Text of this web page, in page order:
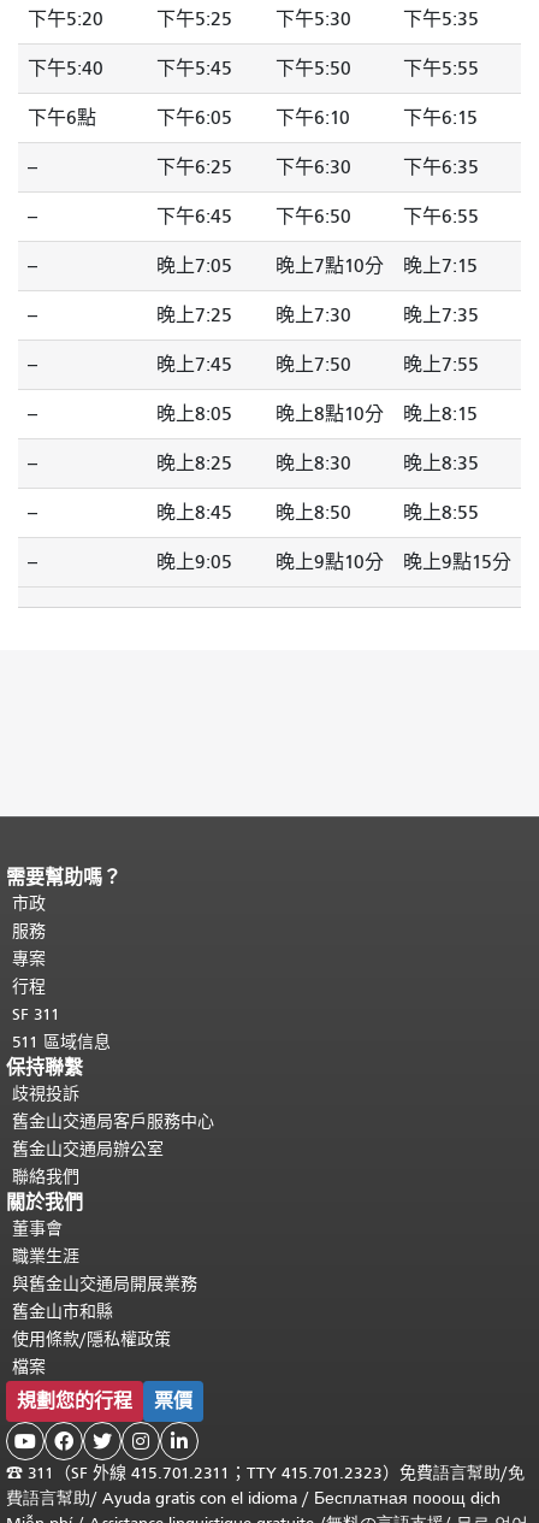
下午5:20 下午5:25 下午5:30 下午5:35
下午5:40 下午5:45 下午5:50 下午5:55
下午6點 下午6:05 下午6:10 下午6:15
-- 下午6:25 下午6:30 下午6:35
-- 下午6:45 下午6:50 下午6:55
-- 晚上7:05 晚上7點10分 晚上7:15
-- 晚上7:25 晚上7:30 晚上7:35
-- 晚上7:45 晚上7:50 晚上7:55
-- 晚上8:05 晚上8點10分 晚上8:15
-- 晚上8:25 晚上8:30 晚上8:35
-- 晚上8:45 晚上8:50 晚上8:55
-- 晚上9:05 晚上9點10分 晚上9點15分
頁面內容結束。
都會重複顯示。
需要幫助嗎？
市政
服務
專案
行程
SF 311
511 區域信息
保持聯繫
歧視投訴
舊金山交通局客戶服務中心
舊金山交通局辦公室
聯絡我們
關於我們
董事會
職業生涯
與舊金山交通局開展業務
舊金山市和縣
使用條款/隱私權政策
檔案
規劃您的行程 票價
    
☎ 311（SF 外線 415.701.2311；TTY 415.701.2323）免費語言幫助/免
費語言幫助/ Ayuda gratis con el idioma / Бесплатная пооощ dịch